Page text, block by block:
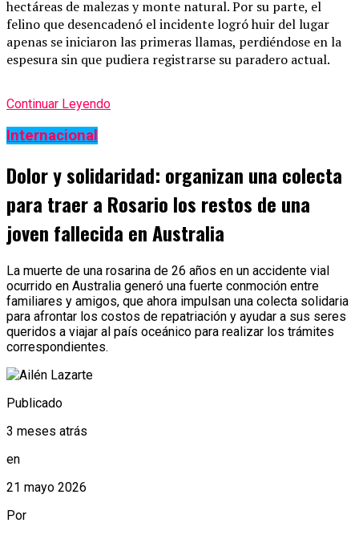
hectáreas de malezas y monte natural. Por su parte, el
felino que desencadenó el incidente logró huir del lugar
apenas se iniciaron las primeras llamas, perdiéndose en la
espesura sin que pudiera registrarse su paradero actual.
Continuar Leyendo
Internacional
Dolor y solidaridad: organizan una colecta
para traer a Rosario los restos de una
joven fallecida en Australia
La muerte de una rosarina de 26 años en un accidente vial
ocurrido en Australia generó una fuerte conmoción entre
familiares y amigos, que ahora impulsan una colecta solidaria
para afrontar los costos de repatriación y ayudar a sus seres
queridos a viajar al país oceánico para realizar los trámites
correspondientes.
Publicado
3 meses atrás
en
21 mayo 2026
Por